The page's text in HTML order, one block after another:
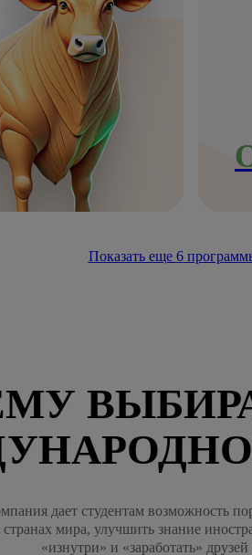
Показать еще 6
дает студентам возможность
мира, улучшить знание
«изнутри» и «заработать»